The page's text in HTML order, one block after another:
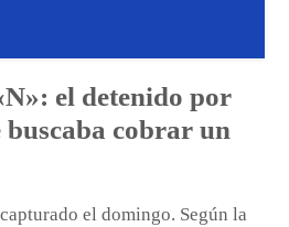
el detenido por
cobrar un
el domingo. Según la